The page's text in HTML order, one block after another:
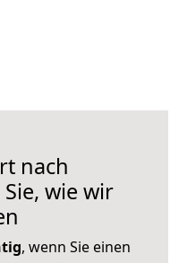
nach
wie wir
, wenn Sie einen